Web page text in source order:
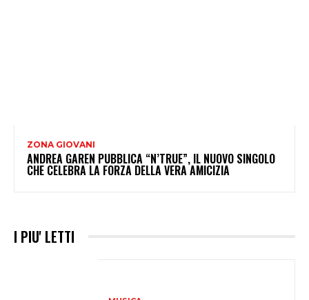
ZONA GIOVANI
ANDREA GAREN PUBBLICA “N’TRUE”, IL NUOVO SINGOLO
CHE CELEBRA LA FORZA DELLA VERA AMICIZIA
I PIU' LETTI